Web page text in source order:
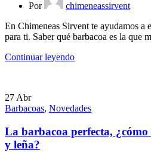
Por
chimeneassirvent
En Chimeneas Sirvent te ayudamos a
para ti. Saber qué barbacoa es la que
Continuar leyendo
27 Abr
Barbacoas, Novedades
La barbacoa perfecta,
y leña?